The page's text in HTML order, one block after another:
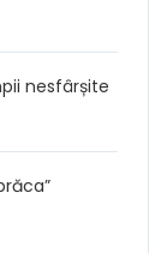
nesfârșite